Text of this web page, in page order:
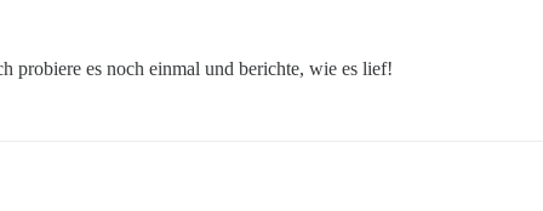
probiere es noch einmal und berichte, wie es lief!